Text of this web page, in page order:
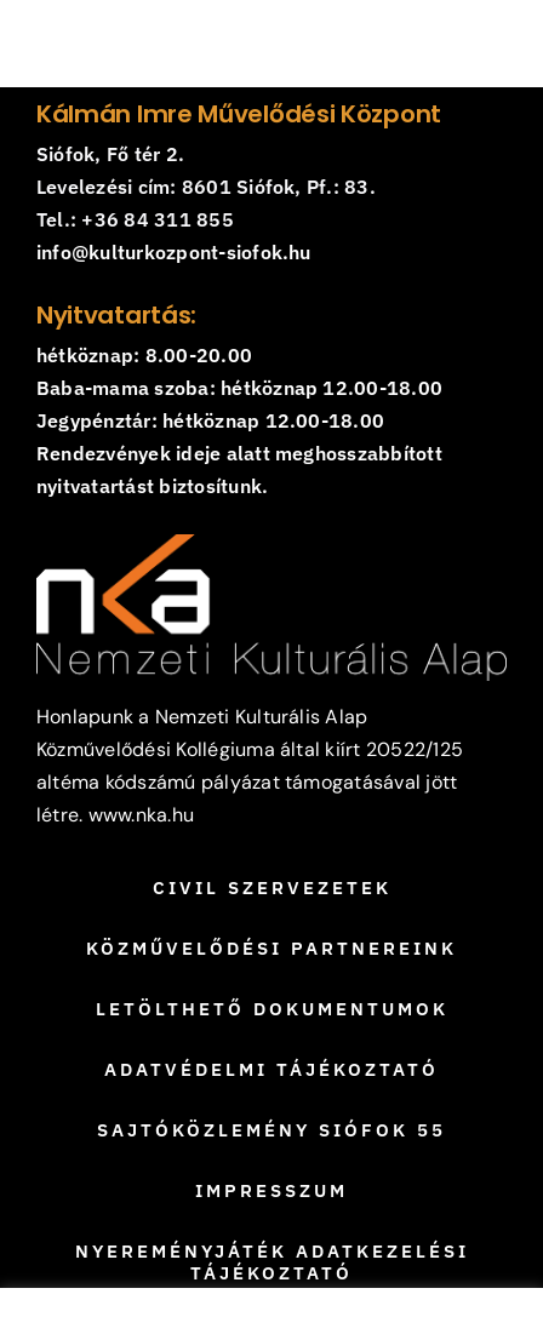
Kálmán Imre Művelődési Központ
Siófok, Fő tér 2.
Levelezési cím: 8601 Siófok, Pf.: 83.
Tel.: +36 84 311 855
info@kulturkozpont-siofok.hu
Nyitvatartás:
hétköznap: 8.00-20.00
Baba-mama szoba: hétköznap 12.00-18.00
Jegypénztár: hétköznap 12.00-18.00
Rendezvények ideje alatt meghosszabbított
nyitvatartást biztosítunk.
Honlapunk a Nemzeti Kulturális Alap
Közművelődési Kollégiuma által kiírt 20522/125
altéma kódszámú pályázat támogatásával jött
létre. www.nka.hu
CIVIL SZERVEZETEK
KÖZMŰVELŐDÉSI PARTNEREINK
LETÖLTHETŐ DOKUMENTUMOK
ADATVÉDELMI TÁJÉKOZTATÓ
SAJTÓKÖZLEMÉNY SIÓFOK 55
IMPRESSZUM
NYEREMÉNYJÁTÉK ADATKEZELÉSI
TÁJÉKOZTATÓ